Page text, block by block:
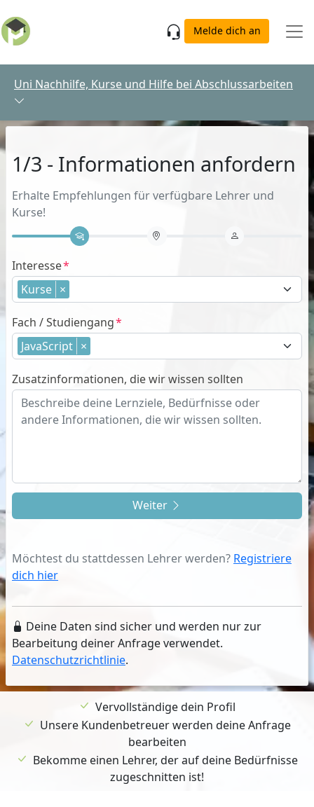
Melde dich an
Uni Nachhilfe, Kurse und Hilfe bei Abschlussarbeiten
1/3 - Informationen anfordern
Erhalte Empfehlungen für verfügbare Lehrer und
Kurse!
Interesse
Kurse ×
Fach / Studiengang
JavaScript ×
Zusatzinformationen, die wir wissen sollten
Weiter
Möchtest du stattdessen Lehrer werden? Registriere
dich hier
Deine Daten sind sicher und werden nur zur
Bearbeitung deiner Anfrage verwendet.
Datenschutzrichtlinie.
Vervollständige dein Profil
Unsere Kundenbetreuer werden deine Anfrage
bearbeiten
Bekomme einen Lehrer, der auf deine Bedürfnisse
zugeschnitten ist!